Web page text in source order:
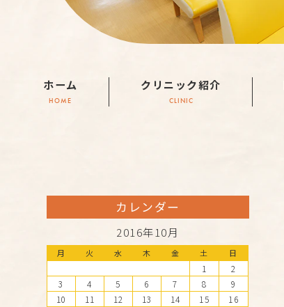
ホーム
HOME
クリニック紹介
CLINIC
カレンダー
2016年10月
月 火 水 木 金 土 日
1
2
3
4 5 6 7 8
9
10
11 12 13 14 15
16